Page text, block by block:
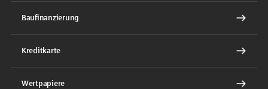
Baufinanzierung
Kreditkarte
Wertpapiere